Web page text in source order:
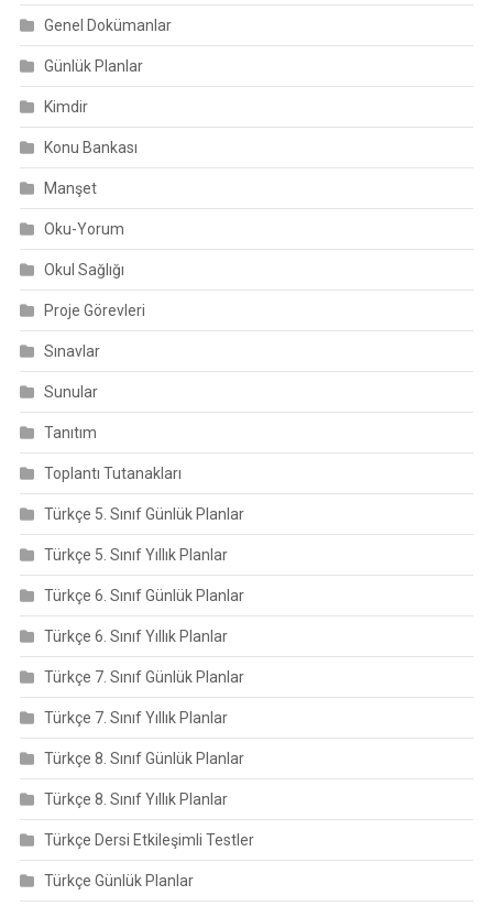
Genel Dokümanlar
Günlük Planlar
Kimdir
Konu Bankası
Manşet
Oku-Yorum
Okul Sağlığı
Proje Görevleri
Sınavlar
Sunular
Tanıtım
Toplantı Tutanakları
Türkçe 5. Sınıf Günlük Planlar
Türkçe 5. Sınıf Yıllık Planlar
Türkçe 6. Sınıf Günlük Planlar
Türkçe 6. Sınıf Yıllık Planlar
Türkçe 7. Sınıf Günlük Planlar
Türkçe 7. Sınıf Yıllık Planlar
Türkçe 8. Sınıf Günlük Planlar
Türkçe 8. Sınıf Yıllık Planlar
Türkçe Dersi Etkileşimli Testler
Türkçe Günlük Planlar